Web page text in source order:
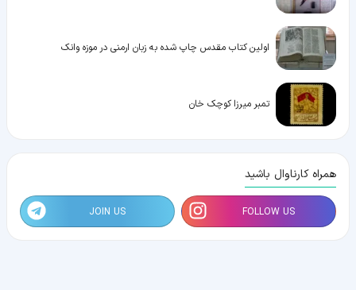
اولین کتاب مقدس چاپ شده به زبان ارمنی در موزه وانک
تمبر میرزا کوچک خان
همراه کارناوال باشید
FOLLOW US
JOIN US